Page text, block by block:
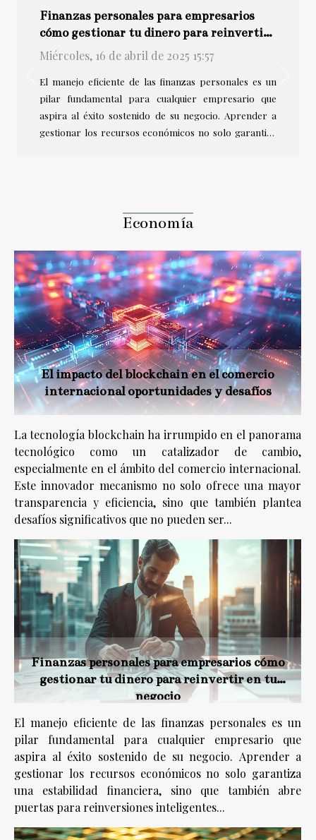
Finanzas personales para empresarios
cómo gestionar tu dinero para reinvertir
en tu negocio
Miércoles, 16 de abril de 2025 15:57
El manejo eficiente de las finanzas personales es un
pilar fundamental para cualquier empresario que
aspira al éxito sostenido de su negocio. Aprender a
gestionar los recursos económicos no solo garantiza
empresarios optimicen sus finanzas personales con el
comerciales. Descubra cómo su dinero puede trabajar
para usted y su negocio con la...
Previous
Economía
El impacto del blockchain en el comercio
internacional oportunidades y desafíos
La tecnología blockchain ha irrumpido en el panorama
tecnológico como un catalizador de cambio,
especialmente en el ámbito del comercio internacional.
Este innovador mecanismo no solo ofrece una mayor
transparencia y eficiencia, sino que también plantea
desafíos significativos que no pueden ser...
Finanzas personales para empresarios cómo
gestionar tu dinero para reinvertir en tu
negocio
El manejo eficiente de las finanzas personales es un
pilar fundamental para cualquier empresario que
aspira al éxito sostenido de su negocio. Aprender a
gestionar los recursos económicos no solo garantiza
una estabilidad financiera, sino que también abre
puertas para reinversiones inteligentes...